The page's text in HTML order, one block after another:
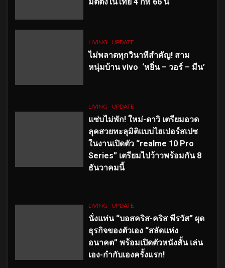
LIVING UPDATE
ไม่พลาดทุกวินาทีสำคัญ! สาม
หนุ่มบ้าน vivo ‘หยิ่น – วอร์ – มีน’
LIVING UPDATE
แซ่บไม่พัก! ใหม่-ดาวิ เตรียมอวด
ลุคสวยทะลุมิติแบบไฮเปอร์สเปซ
ในงานเปิดตัว “realme 10 Pro
Series” เตรียมไปว้าวพร้อมกัน 8
ธันวาคมนี้
LIVING UPDATE
นั่งแท่น “บอสคริส-คริส พีรวัส” ผุด
ธุรกิจของตัวเอง “สลัดแห่ง
อนาคต” พร้อมเปิดตัวหนังสั้น เล่น
เอง-กำกับเองครั้งแรก!